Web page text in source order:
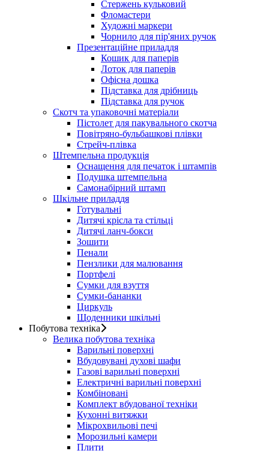
Стержень кульковий
Фломастери
Художні маркери
Чорнило для пір'яних ручок
Презентаційне приладдя
Кошик для паперів
Лоток для паперів
Офісна дошка
Підставка для дрібниць
Підставка для ручок
Скотч та упаковочні матеріали
Пістолет для пакувального скотча
Повітряно-бульбашкові плівки
Стрейч-плівка
Штемпельна продукція
Оснащення для печаток і штампів
Подушка штемпельна
Самонабірний штамп
Шкільне приладдя
Готувальні
Дитячі крісла та стільці
Дитячі ланч-бокси
Зошити
Пенали
Пензлики для малювання
Портфелі
Сумки для взуття
Сумки-бананки
Циркуль
Щоденники шкільні
Побутова техніка
Велика побутова техніка
Варильні поверхні
Вбудовувані духові шафи
Газові варильні поверхні
Електричні варильні поверхні
Комбіновані
Комплект вбудованої техніки
Кухонні витяжки
Мікрохвильові печі
Морозильні камери
Плити